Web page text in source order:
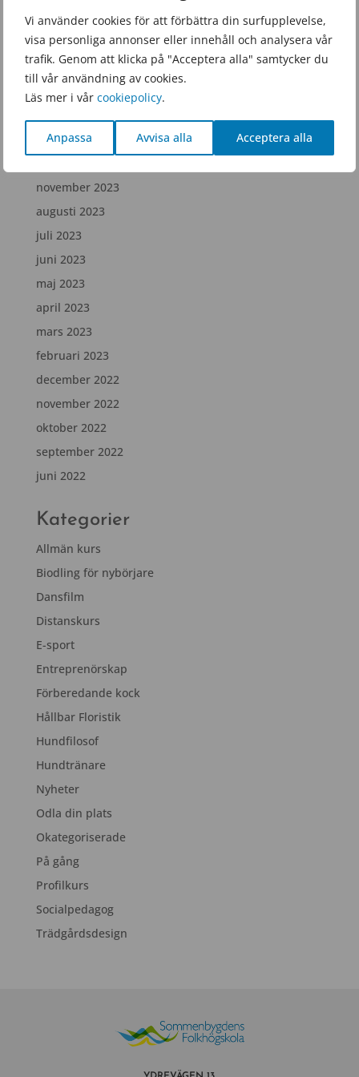
Vi använder cookies för att förbättra din surfupplevelse,
visa personliga annonser eller innehåll och analysera vår
trafik. Genom att klicka på "Acceptera alla" samtycker du
till vår användning av cookies.
Läs mer i vår cookiepolicy.
Anpassa Avvisa alla Acceptera alla
juni 2025
februari 2025
december 2024
juli 2024
februari 2024
november 2023
augusti 2023
juli 2023
juni 2023
maj 2023
april 2023
mars 2023
februari 2023
december 2022
november 2022
oktober 2022
september 2022
juni 2022
Kategorier
Allmän kurs
Biodling för nybörjare
Dansfilm
Distanskurs
E-sport
Entreprenörskap
Förberedande kock
Hållbar Floristik
Hundfilosof
Hundtränare
Nyheter
Odla din plats
Okategoriserade
På gång
Profilkurs
Socialpedagog
Trädgårdsdesign